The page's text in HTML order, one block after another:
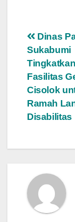
pos
Dinas
Sukabumi
Tingkatkan
Fasilitas
Cisolok
Ramah
Disabilitas